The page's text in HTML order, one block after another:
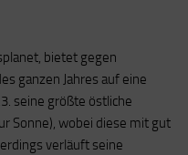
bietet gegen
ganzen Jahres auf eine
seine größte östliche
Sonne), wobei diese mit gut
verläuft seine